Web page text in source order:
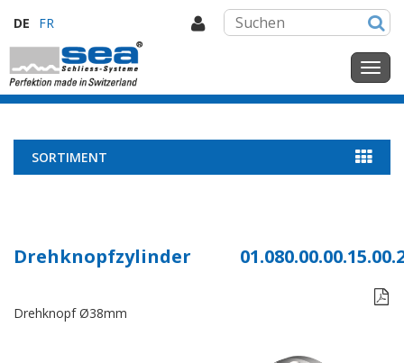
DE FR
SORTIMENT
Drehknopfzylinder

Drehknopf Ø38mm